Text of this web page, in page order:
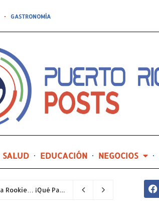
GASTRONOMÍA
SALUD EDUCACIÓN NEGOCIOS
Joealis Filippetti regresa al teatro con la comedia “Una Cristiana Rookie… ¡Qué Papelón!” 2 horas ago